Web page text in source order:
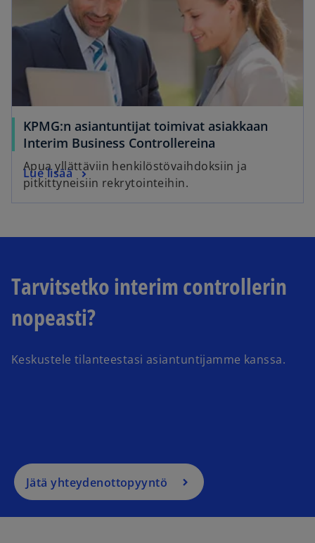
KPMG:n asiantuntijat toimivat asiakkaan
Interim Business Controllereina
Apua yllättäviin henkilöstövaihdoksiin ja
pitkittyneisiin rekrytointeihin.
Lue lisää
Tarvitsetko interim controllerin
nopeasti?
Keskustele tilanteestasi asiantuntijamme kanssa.
Jätä yhteydenottopyyntö